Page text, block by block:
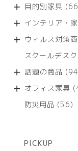
目的別家具
インテリア・
ウィルス対策
スクールデスク
話題の商品 94
オフィス家具
防災用品 5656
PICKUP